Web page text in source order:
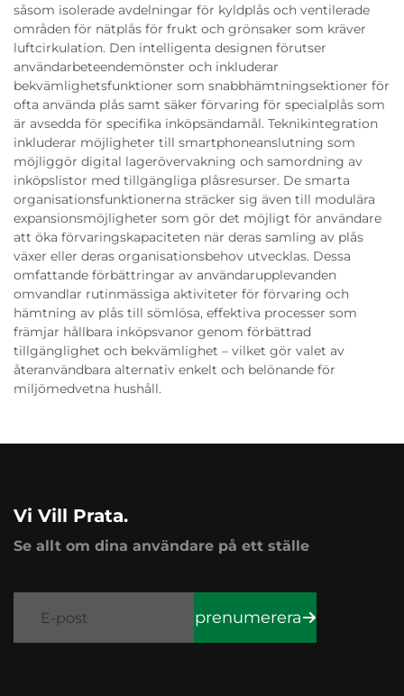
såsom isolerade avdelningar för kyldplås och ventilerade
områden för nätplås för frukt och grönsaker som kräver
luftcirkulation. Den intelligenta designen förutser
användarbeteendemönster och inkluderar
bekvämlighetsfunktioner som snabbhämtningsektioner för
ofta använda plås samt säker förvaring för specialplås som
är avsedda för specifika inköpsändamål. Teknikintegration
inkluderar möjligheter till smartphoneanslutning som
möjliggör digital lagerövervakning och samordning av
inköpslistor med tillgängliga plåsresurser. De smarta
organisationsfunktionerna sträcker sig även till modulära
expansionsmöjligheter som gör det möjligt för användare
att öka förvaringskapaciteten när deras samling av plås
växer eller deras organisationsbehov utvecklas. Dessa
omfattande förbättringar av användarupplevanden
omvandlar rutinmässiga aktiviteter för förvaring och
hämtning av plås till sömlösa, effektiva processer som
främjar hållbara inköpsvanor genom förbättrad
tillgänglighet och bekvämlighet – vilket gör valet av
återanvändbara alternativ enkelt och belönande för
miljömedvetna hushåll.
Vi Vill Prata.
Se allt om dina användare på ett ställe
prenumerera